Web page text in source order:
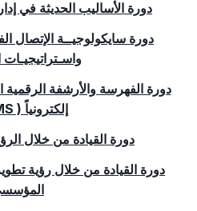
دورة الأساليب الحديثة في
دورة سايكولوجيــة الإتصال
واسـتراتيجيـات
دورة الفهرسة والأرشفة الرقمية
إلكترونياً (
دورة القيادة من خلال
دورة القيادة من خلال رؤية